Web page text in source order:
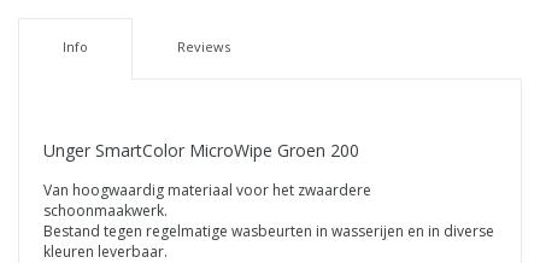
Info Reviews
Unger SmartColor MicroWipe Groen 200
Van hoogwaardig materiaal voor het zwaardere
schoonmaakwerk.
Bestand tegen regelmatige wasbeurten in wasserijen en in diverse
kleuren leverbaar.